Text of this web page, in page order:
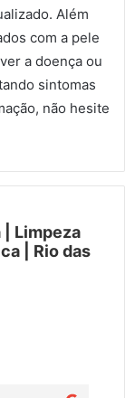
Além
com a pele
a doença ou
sintomas
não hesite
| Limpeza
| Rio das